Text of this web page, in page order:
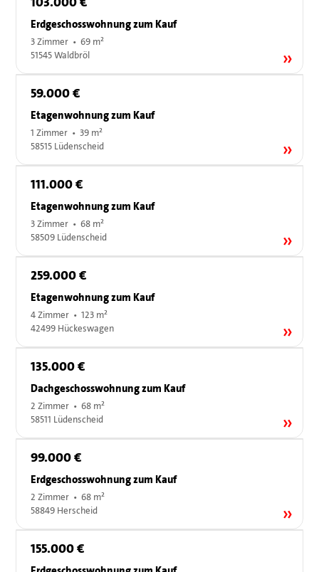
Erdgeschosswohnung zum Kauf
3 Zimmer • 69 m²
51545 Waldbröl
59.000 €
Etagenwohnung zum Kauf
1 Zimmer • 39 m²
58515 Lüdenscheid
111.000 €
Etagenwohnung zum Kauf
3 Zimmer • 68 m²
58509 Lüdenscheid
259.000 €
Etagenwohnung zum Kauf
4 Zimmer • 123 m²
42499 Hückeswagen
135.000 €
Dachgeschosswohnung zum Kauf
2 Zimmer • 68 m²
58511 Lüdenscheid
99.000 €
Erdgeschosswohnung zum Kauf
2 Zimmer • 68 m²
58849 Herscheid
155.000 €